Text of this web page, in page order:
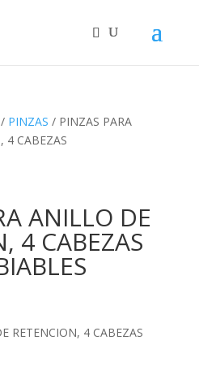
/ PINZAS / PINZAS PARA
4 CABEZAS
ANILLO DE
4 CABEZAS
RETENCION, 4 CABEZAS